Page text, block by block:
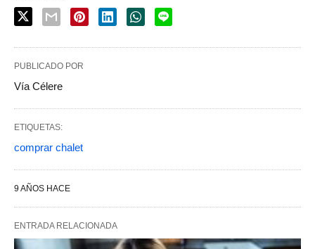
PUBLICADO POR
Vía Célere
ETIQUETAS:
comprar chalet
9 AÑOS HACE
ENTRADA RELACIONADA